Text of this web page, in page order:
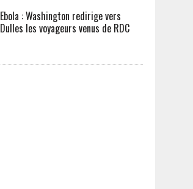
Ebola : Washington redirige vers
Dulles les voyageurs venus de RDC